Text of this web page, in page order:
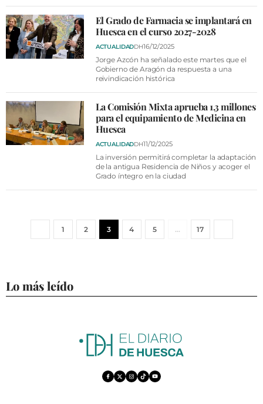
El Grado de Farmacia se implantará en
Huesca en el curso 2027-2028
ACTUALIDADDH16/12/2025
Jorge Azcón ha señalado este martes que el
Gobierno de Aragón da respuesta a una
reivindicación histórica
La Comisión Mixta aprueba 1,3 millones
para el equipamiento de Medicina en
Huesca
ACTUALIDADDH11/12/2025
La inversión permitirá completar la adaptación
de la antigua Residencia de Niños y acoger el
Grado íntegro en la ciudad
1 2 3 4 5 … 17
Lo más leído